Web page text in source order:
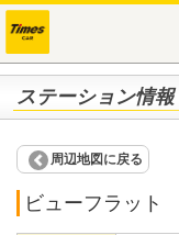
ステーション情報
周辺地図に戻る
ビューフラット